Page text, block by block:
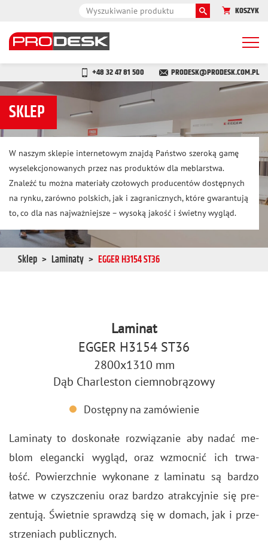
KOSZYK
+48 32 47 81 500 PRODESK@PRODESK.COM.PL
SKLEP
W naszym sklepie internetowym znajdą Państwo szeroką gamę
wyselekcjonowanych przez nas produktów dla meblarstwa.
Znaleźć tu można materiały czołowych producentów dostępnych
na rynku, zarówno polskich, jak i zagranicznych, które gwarantują
to, co dla nas najważniejsze – wysoką jakość i świetny wygląd.
Sklep Laminaty EGGER H3154 ST36
Laminat
EGGER H3154 ST36
2800x1310 mm
Dąb Charleston ciemnobrązowy
Dostępny na zamówienie
La­mi­na­ty to do­sko­na­łe roz­wią­za­nie aby nadać me­
blom ele­ganc­ki wy­gląd, oraz wzmoc­nić ich trwa­
łość. Po­wierzch­nie wy­ko­na­ne z la­mi­na­tu są bar­dzo
łatwe w czysz­cze­niu oraz bar­dzo atrak­cyj­nie się pre­
zen­tu­ją. Świet­nie spraw­dzą się w do­mach, jak i prze­
strze­niach pu­blicz­nych.